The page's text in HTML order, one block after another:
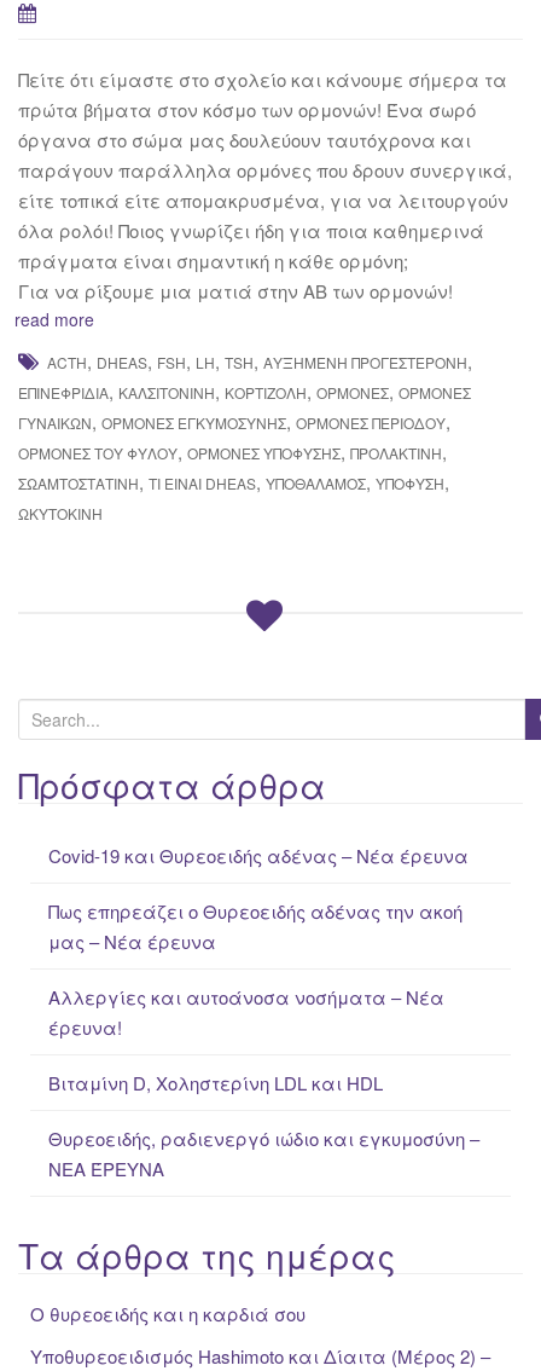
Πείτε ότι είμαστε στο σχολείο και κάνουμε σήμερα τα
πρώτα βήματα στον κόσμο των ορμονών! Ένα σωρό
όργανα στο σώμα μας δουλεύουν ταυτόχρονα και
παράγουν παράλληλα ορμόνες που δρουν συνεργικά,
είτε τοπικά είτε απομακρυσμένα, για να λειτουργούν
όλα ρολόι! Ποιος γνωρίζει ήδη για ποια καθημερινά
πράγματα είναι σημαντική η κάθε ορμόνη;
Για να ρίξουμε μια ματιά στην ΑΒ των ορμονών!
read more
ACTH, DHEAS, FSH, LH, TSH, ΑΥΞΗΜΈΝΗ ΠΡΟΓΕΣΤΕΡΌΝΗ,
ΕΠΙΝΕΦΡΙΔΊΑ, ΚΑΛΣΙΤΟΝΊΝΗ, ΚΟΡΤΙΖΌΛΗ, ΟΡΜΌΝΕΣ, ΟΡΜΌΝΕΣ
ΓΥΝΑΙΚΏΝ, ΟΡΜΌΝΕΣ ΕΓΚΥΜΟΣΎΝΗΣ, ΟΡΜΌΝΕΣ ΠΕΡΙΌΔΟΥ,
ΟΡΜΌΝΕΣ ΤΟΥ ΦΎΛΟΥ, ΟΡΜΌΝΕΣ ΥΠΌΦΥΣΗΣ, ΠΡΟΛΑΚΤΊΝΗ,
ΣΩΑΜΤΟΣΤΑΤΊΝΗ, ΤΙ ΕΊΝΑΙ DHEAS, ΥΠΟΘΆΛΑΜΟΣ, ΥΠΌΦΥΣΗ,
ΩΚΥΤΟΚΊΝΗ
e
a
rΠρόσφατα άρθρα
Covid-19 και Θυρεοειδής αδένας – Νέα έρευνα
Πως επηρεάζει ο Θυρεοειδής αδένας την ακοή
μας – Νέα έρευνα
Αλλεργίες και αυτοάνοσα νοσήματα – Νέα
έρευνα!
Βιταμίνη D, Χοληστερίνη LDL και HDL
Θυρεοειδής, ραδιενεργό ιώδιο και εγκυμοσύνη –
ΝΕΑ ΈΡΕΥΝΑ
Τα άρθρα της ημέρας
Ο θυρεοειδής και η καρδιά σου
Υποθυρεοειδισμός Hashimoto και Δίαιτα (Μέρος 2) –